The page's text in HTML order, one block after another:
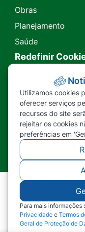
Obras
Planejamento
Saúde
Redefinir
Transparência
Ouvidoria
SIC
©2026 -
MT -
Utilizamos cookies
oferecer serviços
recursos do site
rejeitar os cookies
preferências em
Para mais informações
Privacidade e Termos
Geral de Proteção de